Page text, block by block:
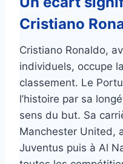
Cristiano
Cristiano Ronaldo,
individuels, occupe
classement. Le
l’histoire par sa
sens du but. Sa
Manchester United,
Juventus puis à Al